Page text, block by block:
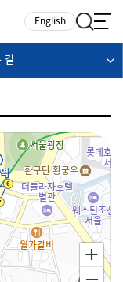
English
길